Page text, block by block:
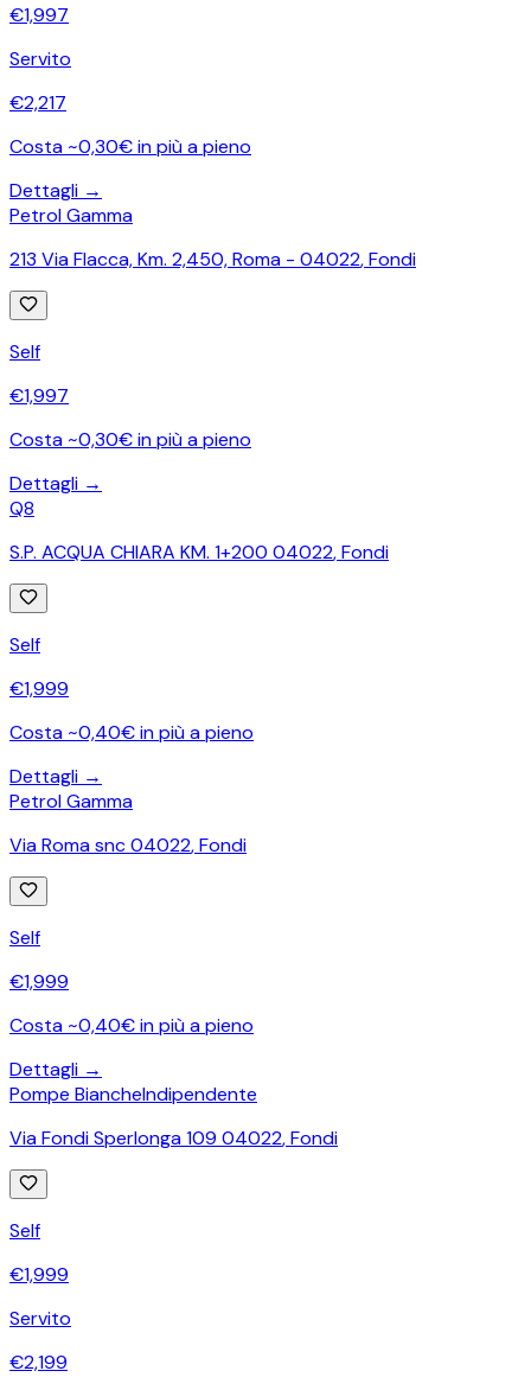
€1,997
Servito
€2,217
Costa ~0,30€ in più a pieno
Dettagli →
Petrol Gamma
213 Via Flacca, Km. 2,450, Roma - 04022,Fondi
Self
€1,997
Costa ~0,30€ in più a pieno
Dettagli →
Q8
S.P. ACQUA CHIARA KM. 1+200 04022,Fondi
Self
€1,999
Costa ~0,40€ in più a pieno
Dettagli →
Petrol Gamma
Via Roma snc 04022,Fondi
Self
€1,999
Costa ~0,40€ in più a pieno
Dettagli →
Pompe BiancheIndipendente
Via Fondi Sperlonga 109 04022,Fondi
Self
€1,999
Servito
€2,199